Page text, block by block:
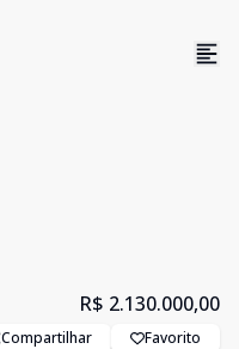
R$ 2.130.000,00
Compartilhar Favorito